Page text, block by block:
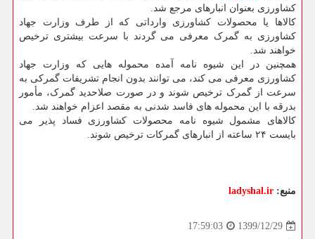
کشاورزی بعنوان انبارهای مرجع شد.
کالاها یا محصولات کشاورزی وارداتی که از طرف وزارت جهاد
کشاورزی به گمرک معرفی می گردند با سرعت بیشتری ترخیص
خواهند شد.
همچنین در این شیوه نامه آمده محموله هایی که وزارت جهاد
کشاورزی معرفی می کند، می توانند بدون انجام تشریفات گمرکی به
سرعت از گمرک ترخیص شوند و در صورت صلاحدید گمرک، مأمور
بدرقه با این محموله های فاسد شدنی به مقصد اعزام خواهند شد.
کالاهای مشمول شیوه نامه محصولات کشاورزی فساد پذیر می
بایست ۲۴ ساعته از انبارهای گمرکات ترخیص شوند.
منبع: ladyshal.ir
1399/12/29
17:59:03